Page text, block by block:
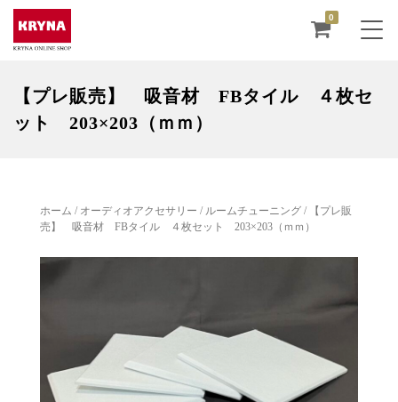
0
【プレ販売】 吸音材 FBタイル ４枚セ
ット 203×203（ｍｍ）
ホーム / オーディオアクセサリー / ルームチューニング/ 【プレ販
売】 吸音材 FBタイル ４枚セット 203×203（ｍｍ）